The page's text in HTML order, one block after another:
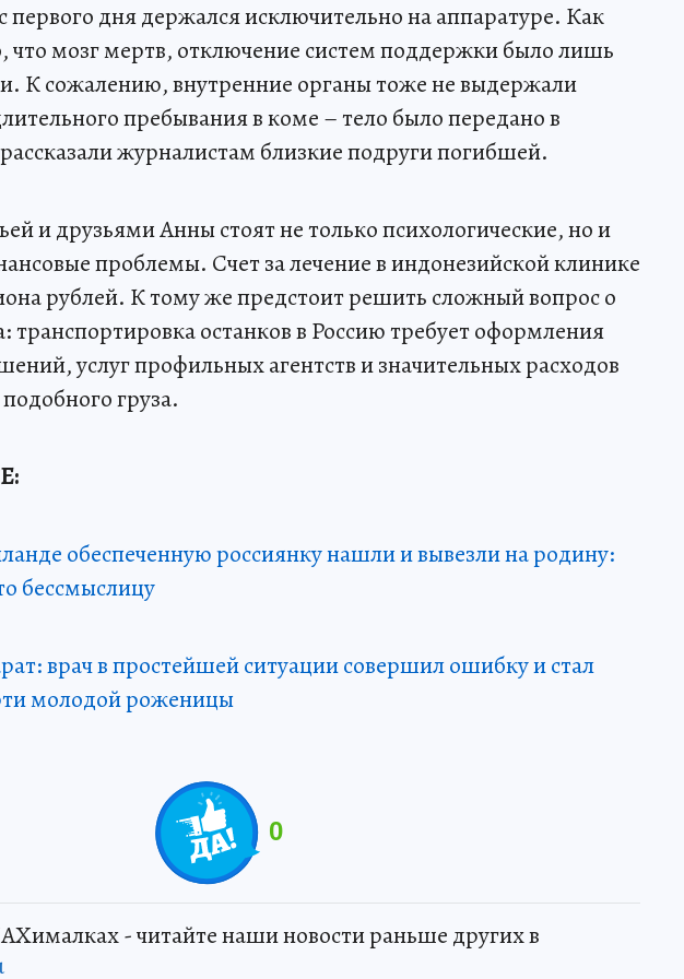
дня держался исключительно на аппаратуре. Как
что мозг мертв, отключение систем поддержки было лишь
К сожалению, внутренние органы тоже не выдержали
пребывания в коме – тело было передано в
журналистам близкие подруги погибшей.
и друзьями Анны стоят не только психологические, но и
проблемы. Счет за лечение в индонезийской клинике
рублей. К тому же предстоит решить сложный вопрос о
транспортировка останков в Россию требует оформления
услуг профильных агентств и значительных расходов
груза.
обеспеченную россиянку нашли и вывезли на родину:
бессмыслицу
врач в простейшей ситуации совершил ошибку и стал
молодой роженицы
0
- читайте наши новости раньше других в